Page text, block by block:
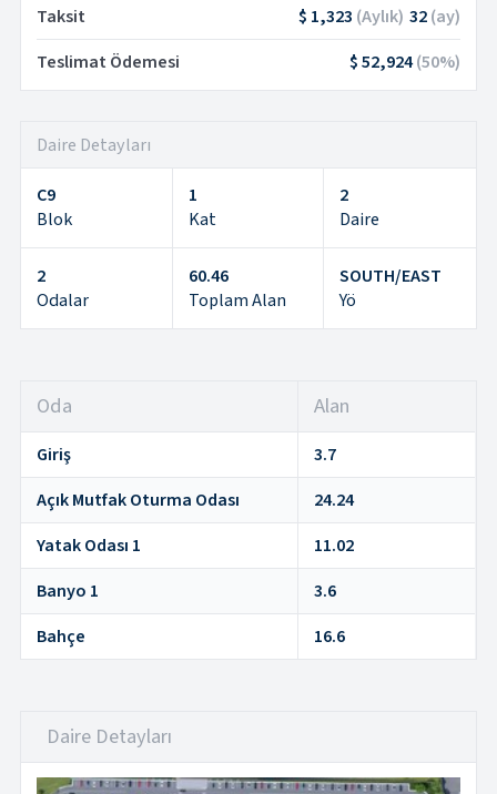
Taksit
$ 1,323 (Aylık) 32(ay)
Teslimat Ödemesi
$ 52,924(50%)
Daire Detayları
C9
Blok
1
Kat
2
Daire
2
Odalar
60.46
Toplam Alan
SOUTH/EAST
Yö
Oda Alan
Giriş
3.7
Açık Mutfak Oturma Odası
24.24
Yatak Odası 1
11.02
Banyo 1
3.6
Bahçe
16.6
Daire Detayları